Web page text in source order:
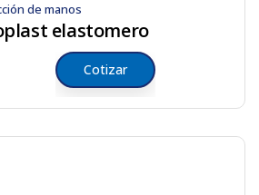
de manos
elastomero
Cotizar